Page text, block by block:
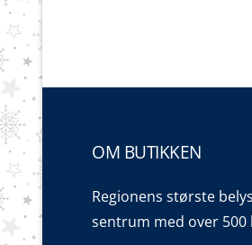
OM BUTIKKEN
Regionens største
sentrum med over 500